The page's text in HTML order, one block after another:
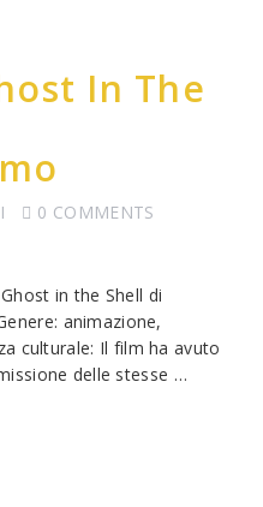
In The
0 COMMENTS
in the Shell di
animazione,
culturale: Il film ha avuto
delle stesse …